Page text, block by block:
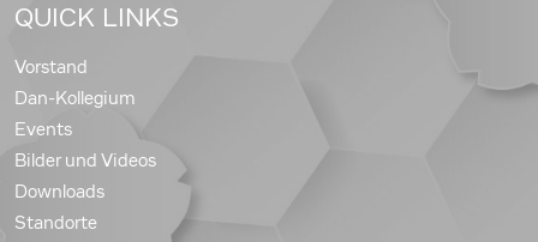
QUICK LINKS
Vorstand
Dan-Kollegium
Events
Bilder und Videos
Downloads
Standorte